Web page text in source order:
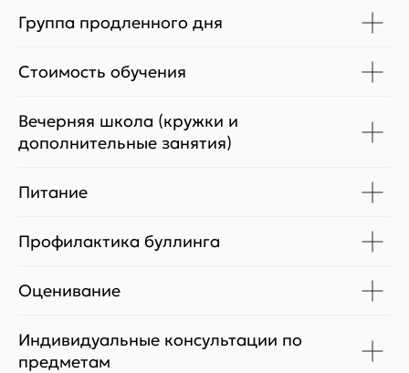
Группа продленного дня
Стоимость обучения
Вечерняя школа (кружки и
дополнительные занятия)
Питание
Профилактика буллинга
Оценивание
Индивидуальные консультации по
предметам
д. 25, стр. 25
Павелецкая набережная, д. 8, стр. 24